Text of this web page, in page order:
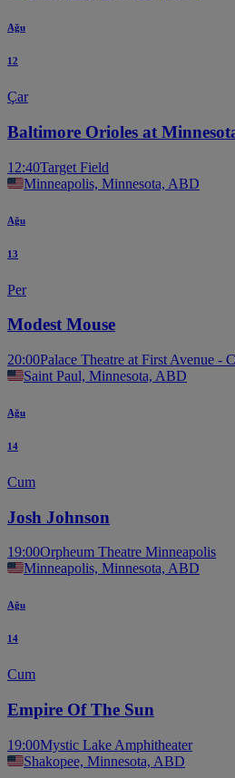
Ağu
12
Çar
Baltimore Orioles at
12:40Target Field
Minneapolis, Minnesota, ABD
Ağu
13
Per
Modest Mouse
20:00Palace Theatre at First Avenue -
Saint Paul, Minnesota, ABD
Ağu
14
Cum
Josh Johnson
19:00Orpheum Theatre Minneapolis
Minneapolis, Minnesota, ABD
Ağu
14
Cum
Empire Of The Sun
19:00Mystic Lake Amphitheater
Shakopee, Minnesota, ABD